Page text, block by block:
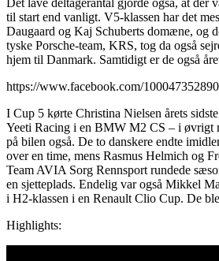
til start end vanligt. V5-klassen har det
Daugaard og Kaj Schuberts domæne, og
tyske Porsche-team, KRS, tog da også
hjem til Danmark. Samtidigt er de også
https://www.facebook.com/
I Cup 5 kørte Christina Nielsen årets
Yeeti Racing i en BMW M2 CS – i øvrigt
på bilen også. De to danskere endte
over en time, mens Rasmus Helmich og
Team AVIA Sorg Rennsport rundede
en sjetteplads. Endelig var også Mikkel
i H2-klassen i en Renault Clio Cup. De
Highlights: